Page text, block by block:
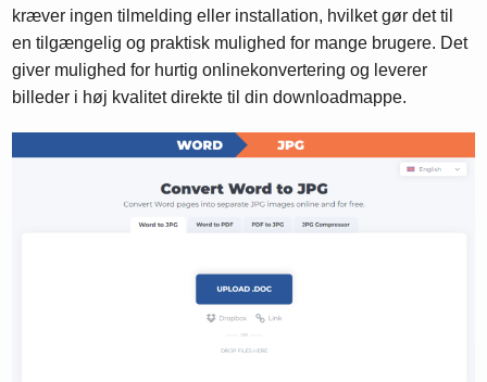
kræver ingen tilmelding eller installation, hvilket gør det til
en tilgængelig og praktisk mulighed for mange brugere. Det
giver mulighed for hurtig onlinekonvertering og leverer
billeder i høj kvalitet direkte til din downloadmappe.